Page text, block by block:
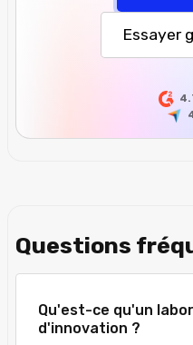
Essayer
Questions
Qu'est-ce qu'un
d'innovation ?